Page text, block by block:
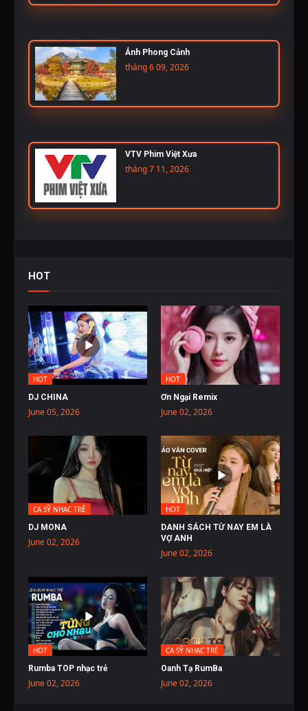
Ảnh Phong Cảnh
tháng 6 09, 2026
VTV Phim Việt Xưa
tháng 7 11, 2026
HOT
HOT
DJ CHINA
June 05, 2026
HOT
Ơn Ngại Remix
June 02, 2026
CA SỸ NHẠC TRẺ
DJ MONA
June 02, 2026
HOT
DANH SÁCH TỪ NAY EM LÀ
VỢ ANH
June 02, 2026
HOT
Rumba TOP nhạc trẻ
June 02, 2026
CA SỸ NHẠC TRẺ
Oanh Tạ RumBa
June 02, 2026